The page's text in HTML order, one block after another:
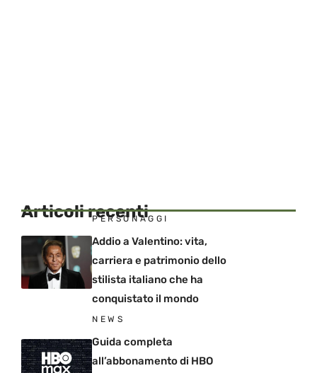
Articoli recenti
PERSONAGGI
Addio a Valentino: vita,
carriera e patrimonio dello
stilista italiano che ha
conquistato il mondo
NEWS
Guida completa
all’abbonamento di HBO